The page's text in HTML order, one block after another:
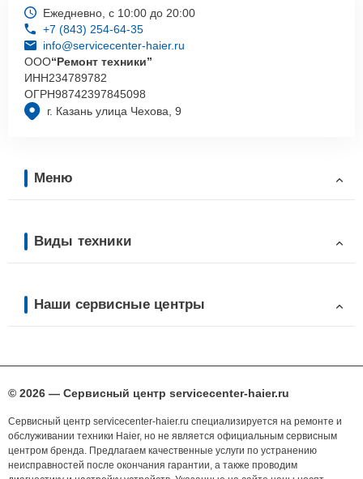
г. Казань улица Чехова, 9
Ежедневно, с 10:00 до 20:00
+7 (843) 254-64-35
info@servicecenter-haier.ru
ООО“Ремонт техники”
ИНН234789782
ОГРН98742397845098
Меню
Виды техники
Наши сервисные центры
© 2026 — Сервисный центр servicecenter-haier.ru
Сервисный центр servicecenter-haier.ru специализируется на ремонте и
обслуживании техники Haier, но не является официальным сервисным
центром бренда. Предлагаем качественные услуги по устранению
неисправностей после окончания гарантии, а также проводим